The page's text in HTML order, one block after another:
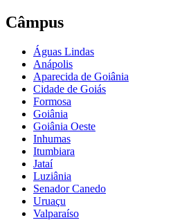
Câmpus
Águas Lindas
Anápolis
Aparecida de Goiânia
Cidade de Goiás
Formosa
Goiânia
Goiânia Oeste
Inhumas
Itumbiara
Jataí
Luziânia
Senador Canedo
Uruaçu
Valparaíso